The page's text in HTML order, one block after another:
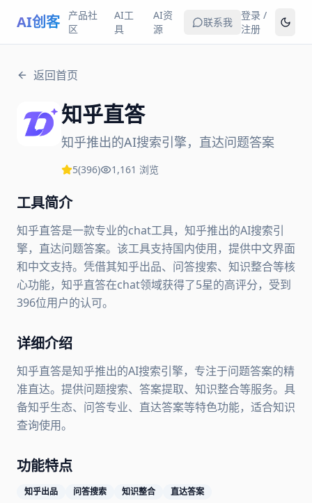
AI创客
产品社
区
AI工
具
AI资
源
联系我
登录 /
注册
返回首页
知乎直答
知乎推出的AI搜索引擎，直达问题答案
5(396) 1,161 浏览
工具简介
知乎直答是一款专业的chat工具，知乎推出的AI搜索引
擎，直达问题答案。该工具支持国内使用，提供中文界面
和中文支持。凭借其知乎出品、问答搜索、知识整合等核
心功能，知乎直答在chat领域获得了5星的高评分，受到
396位用户的认可。
详细介绍
知乎直答是知乎推出的AI搜索引擎，专注于问题答案的精
准直达。提供问题搜索、答案提取、知识整合等服务。具
备知乎生态、问答专业、直达答案等特色功能，适合知识
查询使用。
功能特点
知乎出品 问答搜索 知识整合 直达答案